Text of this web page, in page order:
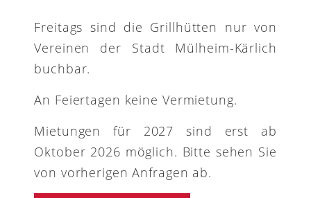
Freitags sind die Grillhütten nur von
Vereinen der Stadt Mülheim-Kärlich
buchbar.
An Feiertagen keine Vermietung.
Mietungen für 2027 sind erst ab
Oktober 2026 möglich. Bitte sehen Sie
von vorherigen Anfragen ab.